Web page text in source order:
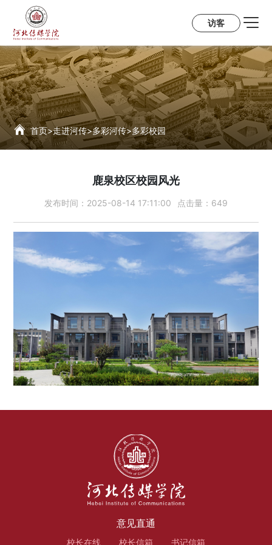
访客
首页>走进河传>多彩河传>多彩校园
鹿泉校区校园风光
发布时间： 2025-08-14 17:11:00 点击量： 649
意见直通
校长在线 校长信箱 书记信箱